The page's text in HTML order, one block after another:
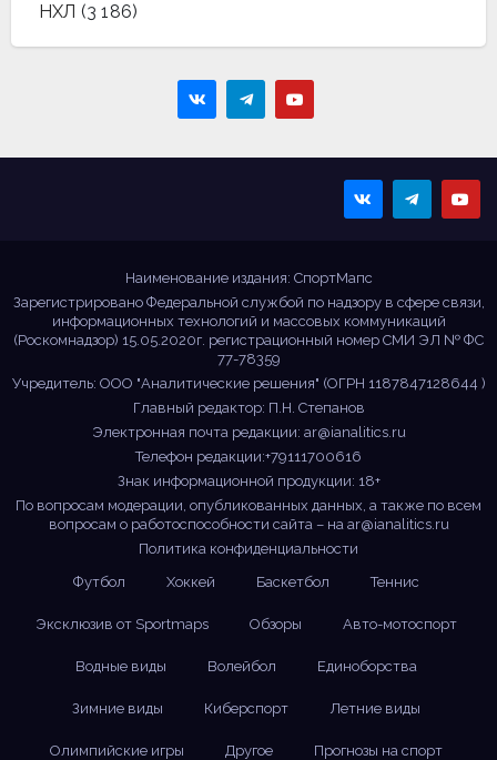
НХЛ (3 186)
Наименование издания: СпортМапс
Зарегистрировано Федеральной службой по надзору в сфере связи,
информационных технологий и массовых коммуникаций
(Роскомнадзор) 15.05.2020г. регистрационный номер СМИ ЭЛ № ФС
77-78359
Учредитель: ООО "Аналитические решения" (ОГРН 1187847128644 )
Главный редактор: П.Н. Степанов
Электронная почта редакции: ar@ianalitics.ru
Телефон редакции:+79111700616
Знак информационной продукции: 18+
По вопросам модерации, опубликованных данных, а также по всем
вопросам о работоспособности сайта – на ar@ianalitics.ru
Политика конфиденциальности
Футбол
Хоккей Баскетбол Теннис
Эксклюзив от Sportmaps Обзоры Авто-мотоспорт
Водные виды Волейбол Единоборства
Зимние виды Киберспорт Летние виды
Олимпийские игры Другое Прогнозы на спорт